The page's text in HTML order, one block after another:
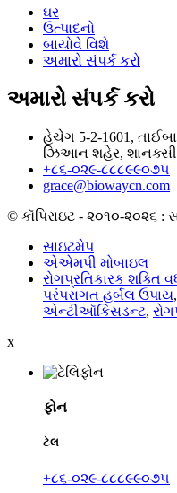
ઘર
ઉત્પાદનો
બાયોવે વિશે
અમારો સંપર્ક કરો
અમારો સંપર્ક કરો
હેચેંગ 5-2-1601,
ઝિઆન શહેર, શાનક્સી,
+૮૬-૦૨૯-૮૮૮૯૯૦૭૫
grace@biowaycn.com
© કૉપિરાઇટ - ૨૦૧૦-૨૦૨૬ :
સાઇટમેપ
એએમપી મોબાઇલ
રોગપ્રતિકારક શક્તિ
પરંપરાગત હર્બલ ઉપાય,
એન્ટીઑકિસડન્ટ,
x
ફોન
ટેલ
+૮૬-૦૨૯-૮૮૮૯૯૦૭૫